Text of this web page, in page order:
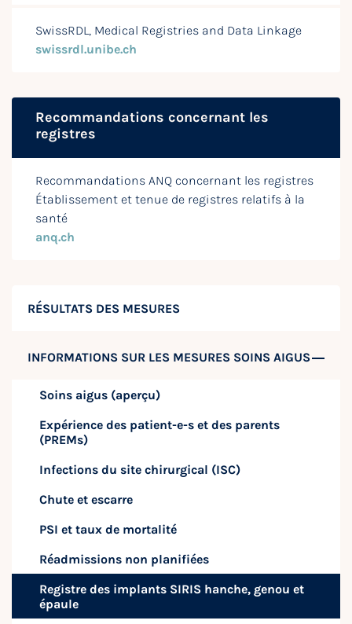
RÉSULTATS DES MESURES
INFORMATIONS SUR LES MESURES SOINS AIGUS
Soins aigus (aperçu)
Expérience des patient-e-s et des parents
(PREMs)
Infections du site chirurgical (ISC)
Chute et escarre
PSI et taux de mortalité
Réadmissions non planifiées
Registre des implants SIRIS hanche, genou et
épaule
SwissRDL, Medical Registries and Data Linkage
swissrdl.unibe.ch
Recommandations concernant les
registres
Recommandations ANQ concernant les registres
Établissement et tenue de registres relatifs à la
santé
anq.ch